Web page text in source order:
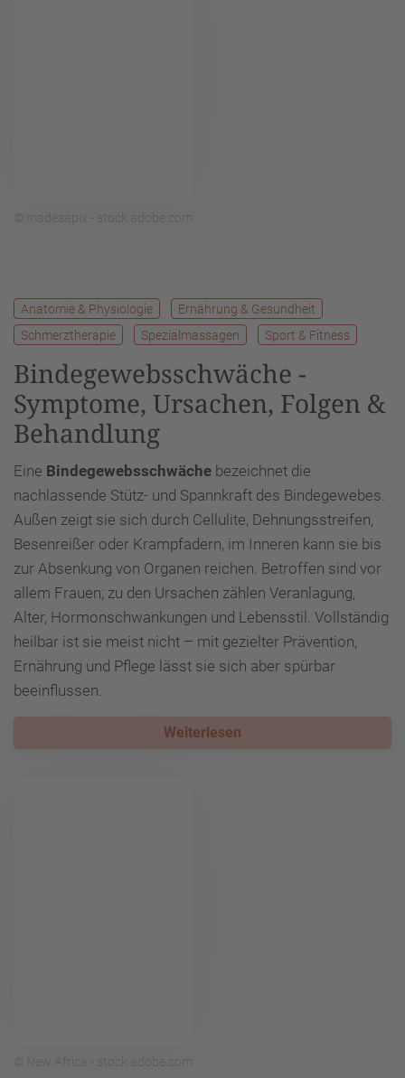
Anatomie & Physiologie
Ernährung & Gesundheit
Schmerztherapie
Spezialmassagen Sport & Fitness
Bindegewebsschwäche -
Symptome, Ursachen, Folgen &
Behandlung
Eine Bindegewebsschwäche bezeichnet die
nachlassende Stütz- und Spannkraft des Bindegewebes.
Außen zeigt sie sich durch Cellulite, Dehnungsstreifen,
Besenreißer oder Krampfadern, im Inneren kann sie bis
zur Absenkung von Organen reichen. Betroffen sind vor
allem Frauen; zu den Ursachen zählen Veranlagung,
Alter, Hormonschwankungen und Lebensstil. Vollständig
heilbar ist sie meist nicht – mit gezielter Prävention,
Ernährung und Pflege lässt sie sich aber spürbar
beeinflussen.
Weiterlesen